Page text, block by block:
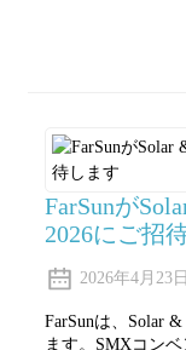
FarSunが
2026にご招
2026年4月23日
FarSunは、Solar
ます。SMXコン